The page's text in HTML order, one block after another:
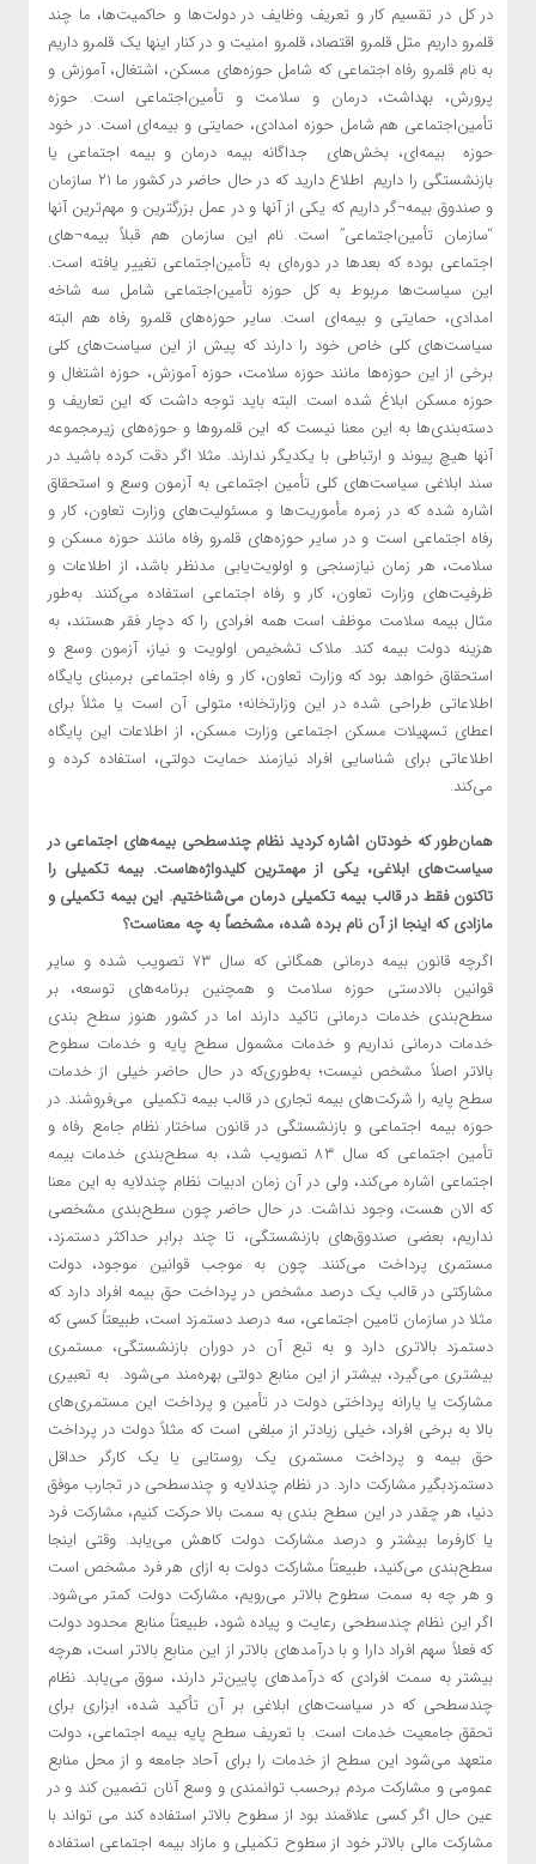
در کل در تقسیم کار و تعریف وظایف در دولت‌ها و حاکمیت‌ها، ما چند
قلمرو داریم مثل قلمرو اقتصاد، قلمرو امنیت و در کنار اینها یک قلمرو داریم
به نام قلمرو رفاه اجتماعی که شامل حوزه‌های مسکن، اشتغال، آموزش و
پرورش، بهداشت، درمان و سلامت و تأمین‌اجتماعی است. حوزه
تأمین‌اجتماعی هم شامل حوزه امدادی، حمایتی و بیمه‌ای است. در خود
حوزه بیمه‌ای، بخش‌های جداگانه بیمه درمان و بیمه اجتماعی یا
بازنشستگی را داریم. اطلاع دارید که در حال حاضر در کشور ما ۲۱ سازمان
و صندوق بیمه¬گر داریم که یکی از آنها و در عمل بزرگترین و مهم‌ترین آنها
“سازمان تأمین‌اجتماعی” است. نام این سازمان هم قبلاً بیمه¬های
اجتماعی بوده که بعدها در دوره‌ای به تأمین‌اجتماعی تغییر یافته است.
این سیاست‌ها مربوط به کل حوزه تأمین‌اجتماعی شامل سه شاخه
امدادی، حمایتی و بیمه‌ای است. سایر حوزه‌های قلمرو رفاه هم البته
سیاست‌های کلی خاص خود را دارند که پیش از این سیاست‌های کلی
برخی از این حوزه‌ها مانند حوزه سلامت، حوزه آموزش، حوزه اشتغال و
حوزه مسکن ابلاغ شده است. البته باید توجه داشت که این تعاریف و
دسته‌بندی‌ها به این معنا نیست که این قلمروها و حوزه‌های زیرمجموعه
آنها هیچ پیوند و ارتباطی با یکدیگر ندارند. مثلا اگر دقت کرده باشید در
سند ابلاغی سیاست‌های کلی تأمین اجتماعی به آزمون وسع و استحقاق
اشاره شده که در زمره مأموریت‌ها و مسئولیت‌های وزارت تعاون، کار و
رفاه اجتماعی است و در سایر حوزه‌های قلمرو رفاه مانند حوزه مسکن و
سلامت، هر زمان نیازسنجی و اولویت‌یابی مدنظر باشد، از اطلاعات و
ظرفیت‌های وزارت تعاون، کار و رفاه اجتماعی استفاده می‌کنند. به‌طور
مثال بیمه سلامت موظف است همه افرادی را که دچار فقر هستند، به
هزینه دولت بیمه کند. ملاک تشخیص اولویت و نیاز، آزمون وسع و
استحقاق خواهد بود که وزارت تعاون، کار و رفاه اجتماعی برمبنای پایگاه
اطلاعاتی طراحی شده در این وزارتخانه؛ متولی آن است یا مثلاً برای
اعطای تسهیلات مسکن اجتماعی وزارت مسکن، از اطلاعات این پایگاه
اطلاعاتی برای شناسایی افراد نیازمند حمایت دولتی، استفاده کرده و
می‌کند.
همان‌طور که خودتان اشاره کردید نظام چندسطحی بیمه‌های اجتماعی در
سیاست‌های ابلاغی، یکی از مهمترین کلیدواژه‌هاست. بیمه تکمیلی را
تاکنون فقط در قالب بیمه تکمیلی درمان می‌شناختیم. این بیمه تکمیلی و
مازادی که اینجا از آن نام برده شده، مشخصاً به چه معناست؟
اگرچه قانون بیمه درمانی همگانی که سال ۷۳ تصویب شده و سایر
قوانین بالادستی حوزه سلامت و همچنین برنامه‌های توسعه، بر
سطح‌بندی خدمات درمانی تاکید دارند اما در کشور هنوز سطح بندی
خدمات درمانی نداریم و خدمات مشمول سطح پایه و خدمات سطوح
بالاتر اصلاً مشخص نیست؛ به‌طوری‌که در حال حاضر خیلی از خدمات
سطح پایه را شرکت‌های بیمه تجاری در قالب بیمه تکمیلی می‌فروشند. در
حوزه بیمه اجتماعی و بازنشستگی در قانون ساختار نظام جامع رفاه و
تأمین اجتماعی که سال ۸۳ تصویب شد، به سطح‌بندی خدمات بیمه
اجتماعی اشاره می‌کند، ولی در آن زمان ادبیات نظام چندلایه به این معنا
که الان هست، وجود نداشت. در حال حاضر چون سطح‌بندی مشخصی
نداریم، بعضی صندوق‌های بازنشستگی، تا چند برابر حداکثر دستمزد،
مستمری پرداخت می‌کنند. چون به موجب قوانین موجود، دولت
مشارکتی در قالب یک درصد مشخص در پرداخت حق بیمه افراد دارد که
مثلا در سازمان تامین اجتماعی، سه درصد دستمزد است، طبیعتاً کسی که
دستمزد بالاتری دارد و به تبع آن در دوران بازنشستگی، مستمری
بیشتری می‌گیرد، بیشتر از این منابع دولتی بهره‌مند می‌شود. به تعبیری
مشارکت یا یارانه پرداختی دولت در تأمین و پرداخت این مستمری‌های
بالا به برخی افراد، خیلی زیادتر از مبلغی است که مثلاً دولت در پرداخت
حق بیمه و پرداخت مستمری یک روستایی یا یک کارگر حداقل
دستمزد‌بگیر مشارکت دارد. در نظام چندلایه و چندسطحی در تجارب موفق
دنیا، هر چقدر در این سطح بندی به سمت بالا حرکت کنیم، مشارکت فرد
یا کارفرما بیشتر و درصد مشارکت دولت کاهش می‌یابد. وقتی اینجا
سطح‌بندی می‌کنید، طبیعتاً مشارکت دولت به ازای هر فرد مشخص است
و هر چه به سمت سطوح بالاتر می‌رویم، مشارکت دولت کمتر می‌شود.
اگر این نظام چندسطحی رعایت و پیاده شود، طبیعتاً منابع محدود دولت
که فعلاً سهم افراد دارا و با درآمدهای بالاتر از این منابع بالاتر است، هرچه
بیشتر به سمت افرادی که درآمدهای پایین‌تر دارند، سوق می‌یابد. نظام
چندسطحی که در سیاست‌های ابلاغی بر آن تأکید شده، ابزاری برای
تحقق جامعیت خدمات است. با تعریف سطح پایه بیمه اجتماعی، دولت
متعهد می‌شود این سطح از خدمات را برای آحاد جامعه و از محل منابع
عمومی و مشارکت مردم برحسب توانمندی و وسع آنان تضمین کند و در
عین حال اگر کسی علاقمند بود از سطوح بالاتر استفاده کند می تواند با
مشارکت مالی بالاتر خود از سطوح تکمیلی و مازاد بیمه اجتماعی استفاده